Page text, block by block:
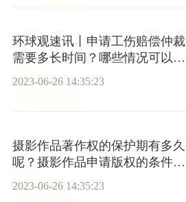
环球观速讯丨申请工伤赔偿仲裁
需要多长时间？哪些情况可以认
定为工伤?
2023-06-26 14:35:23
摄影作品著作权的保护期有多久
呢？摄影作品申请版权的条件有
2023-06-26 14:35:23